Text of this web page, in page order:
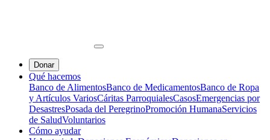
Donar
Qué hacemos
Banco de AlimentosBanco de MedicamentosBanco de Ropa
y Artículos VariosCáritas ParroquialesCasosEmergencias por
DesastresPosada del PeregrinoPromoción HumanaServicios
de SaludVoluntarios
Cómo ayudar